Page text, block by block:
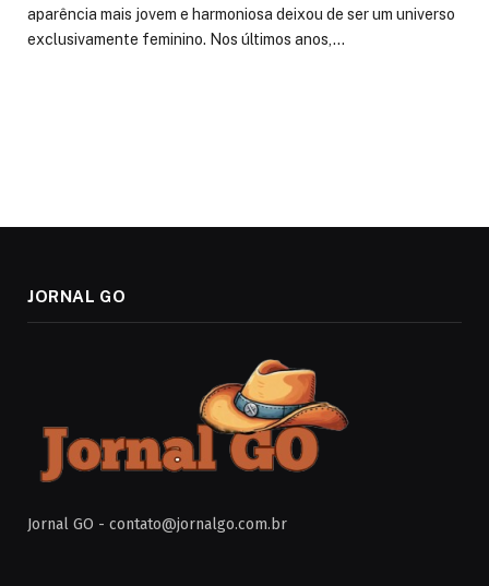
aparência mais jovem e harmoniosa deixou de ser um universo
exclusivamente feminino. Nos últimos anos,…
JORNAL GO
Jornal GO - contato@jornalgo.com.br